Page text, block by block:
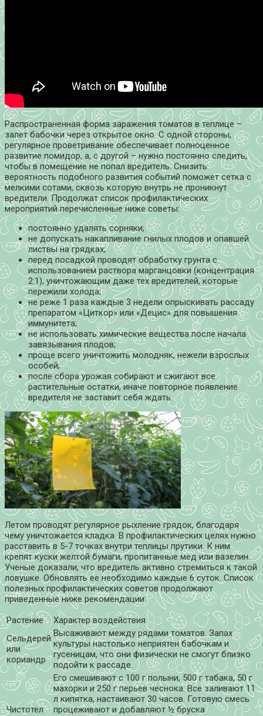
Распространенная форма заражения томатов в теплице –
залет бабочки через открытое окно. С одной стороны,
регулярное проветривание обеспечивает полноценное
развитие помидор, а, с другой – нужно постоянно следить,
чтобы в помещение не попал вредитель. Снизить
вероятность подобного развития событий поможет сетка с
мелкими сотами, сквозь которую внутрь не проникнут
вредители. Продолжат список профилактических
мероприятий перечисленные ниже советы:
постоянно удалять сорняки;
не допускать накапливание гнилых плодов и опавшей
листвы на грядках;
перед посадкой проводят обработку грунта с
использованием раствора марганцовки (концентрация
2:1), уничтожающим даже тех вредителей, которые
пережили холода;
не реже 1 раза каждые 3 недели опрыскивать рассаду
препаратом «Циткор» или «Децис» для повышения
иммунитета;
не использовать химические вещества после начала
завязывания плодов;
проще всего уничтожить молодняк, нежели взрослых
особей;
после сбора урожая собирают и сжигают все
растительные остатки, иначе повторное появление
вредителя не заставит себя ждать.
Летом проводят регулярное рыхление грядок, благодаря
чему уничтожается кладка. В профилактических целях нужно
расставить в 5-7 точках внутри теплицы прутики. К ним
крепят куски желтой бумаги, пропитанные мед или вазелин.
Ученые доказали, что вредитель активно стремиться к такой
ловушке. Обновлять ее необходимо каждые 6 суток. Список
полезных профилактических советов продолжают
приведенные ниже рекомендации:
Растение
Характер воздействия
Сельдерей
или
кориандр
Высаживают между рядами томатов. Запах
культуры настолько неприятен бабочкам и
гусеницам, что они физически не смогут близко
подойти к рассаде.
Чистотел
Его смешивают с 100 г полыни, 500 г табака, 50 г
махорки и 250 г перьев чеснока. Все заливают 11
л кипятка, настаивают 30 часов. Готовую смесь
процеживают и добавляют ½ бруска